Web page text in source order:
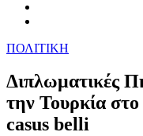
ΠΟΛΙΤΙΚΗ
Διπλωματικές
την Τουρκία στο
casus belli